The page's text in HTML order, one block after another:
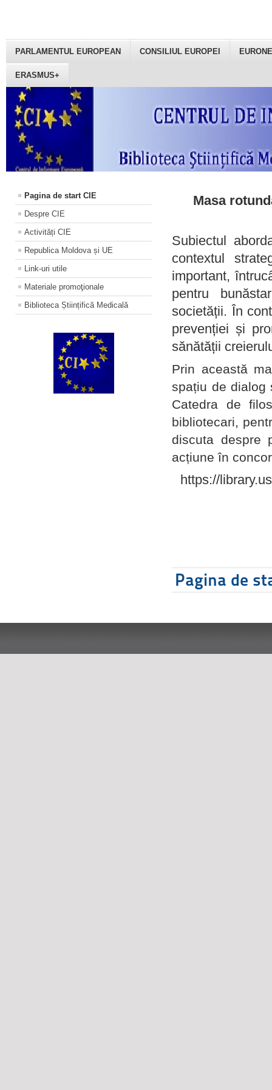
PARLAMENTUL EUROPEAN CONSILIUL EUROPEI
ERASMUS+
Pagina de start CIE
Despre CIE
Activități CIE
Republica Moldova și UE
Link-uri utile
Materiale promoţionale
Biblioteca Științifică Medicală
Masa
Subiectul
contextul
important,
pentru
societății. În
prevenției și
sănătății
Prin această
spațiu de dialog
Catedra de
bibliotecari,
discuta despre
acțiune în
https://
Pagina de